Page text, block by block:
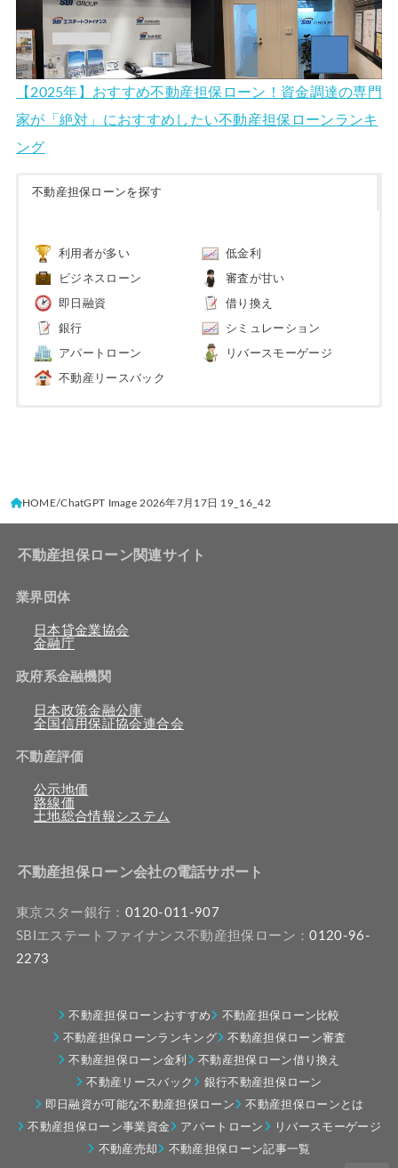
【2025年】おすすめ不動産担保ローン！資金調達の専門
家が「絶対」におすすめしたい不動産担保ローンランキ
ング
不動産担保ローンを探す
利用者が多い 低金利
ビジネスローン 審査が甘い
即日融資 借り換え
銀行 シミュレーション
アパートローン リバースモーゲージ
不動産リースバック
HOME ChatGPT Image 2026年7月17日 19_16_42
不動産担保ローン関連サイト
業界団体
日本貸金業協会
金融庁
政府系金融機関
日本政策金融公庫
全国信用保証協会連合会
不動産評価
公示地価
路線価
土地総合情報システム
不動産担保ローン会社の電話サポート
東京スター銀行： 0120-011-907
SBIエステートファイナンス不動産担保ローン：0120-96-
2273
不動産担保ローンおすすめ
不動産担保ローン比較
不動産担保ローンランキング
不動産担保ローン審査
不動産担保ローン金利
不動産担保ローン借り換え
不動産リースバック
銀行不動産担保ローン
即日融資が可能な不動産担保ローン
不動産担保ローンとは
不動産担保ローン事業資金
アパートローン
リバースモーゲージ
不動産売却
不動産担保ローン記事一覧